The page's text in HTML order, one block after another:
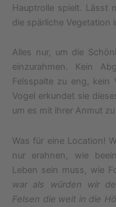
Hauptrolle spielt. Lässt
die spärliche Vegetation
Alles nur, um die
einzurahmen. Kein
Felsspalte zu eng, kein
Vogel erkundet sie
um es mit ihrer Anmut
Was für eine Location!
nur erahnen, wie
Leben sein muss, wie
war als würden wir
Felsen die weit in die